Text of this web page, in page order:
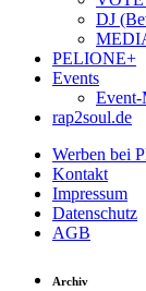
DJ
PELIONE+
Events
Event-
rap2soul.de
Werben bei
Kontakt
Impressum
Datenschutz
AGB
Archiv